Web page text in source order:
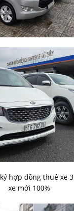
ký hợp đồng thuê xe
xe mới 100%